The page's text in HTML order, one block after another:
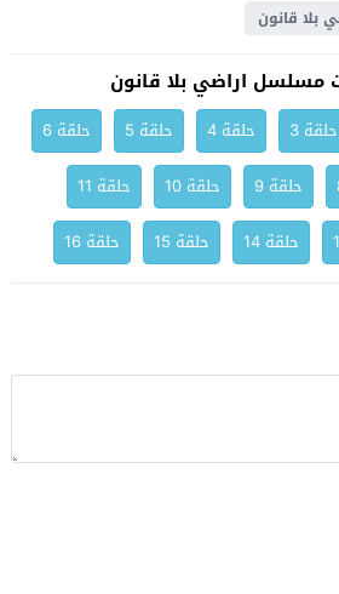
بلا قانون
مسلسل اراضي بلا قانون
حلقة 3 حلقة 4 حلقة 5
حلقة 6
حلقة 9 حلقة 10
حلقة 11
حلقة 14 حلقة 15 حلقة 16